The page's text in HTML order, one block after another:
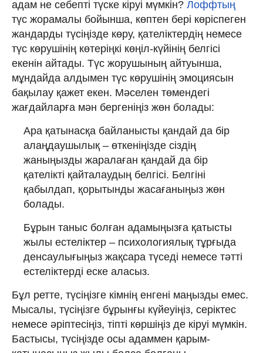
адам не себепті түске кіруі мүмкін? Лоффтың
түс жорамалы бойынша, көптен бері көріспеген
жандарды түсіңізде көру, қателіктердің немесе
түс көрушінің көтеріңкі көңіл-күйінің белгісі
екенін айтады. Түс жорушының айтуынша,
мұндайда алдымен түс көрушінің эмоциясын
бақылау қажет екен. Мәселен төмендегі
жағдайларға мән бергеніңіз жөн болады:
Ара қатынасқа байланысты қандай да бір
алаңдаушылық – өткеніңізде сіздің
жаныңызды жаралаған қандай да бір
қателікті қайталаудың белгісі. Белгіні
қабылдап, қорытынды жасағаныңыз жөн
болады.
Бұрын таныс болған адамыңызға қатысты
жылы естеліктер – психологиялық тұрғыда
денсаулығыңыз жақсара түседі немесе тәтті
естеліктерді еске аласыз.
Бұл ретте, түсіңізге кімнің енгені маңызды емес.
Мысалы, түсіңізге бұрынғы күйеуіңіз, серіктес
немесе әріптесіңіз, тіпті көршіңіз де кіруі мүмкін.
Бастысы, түсіңізде осы адаммен қарым-